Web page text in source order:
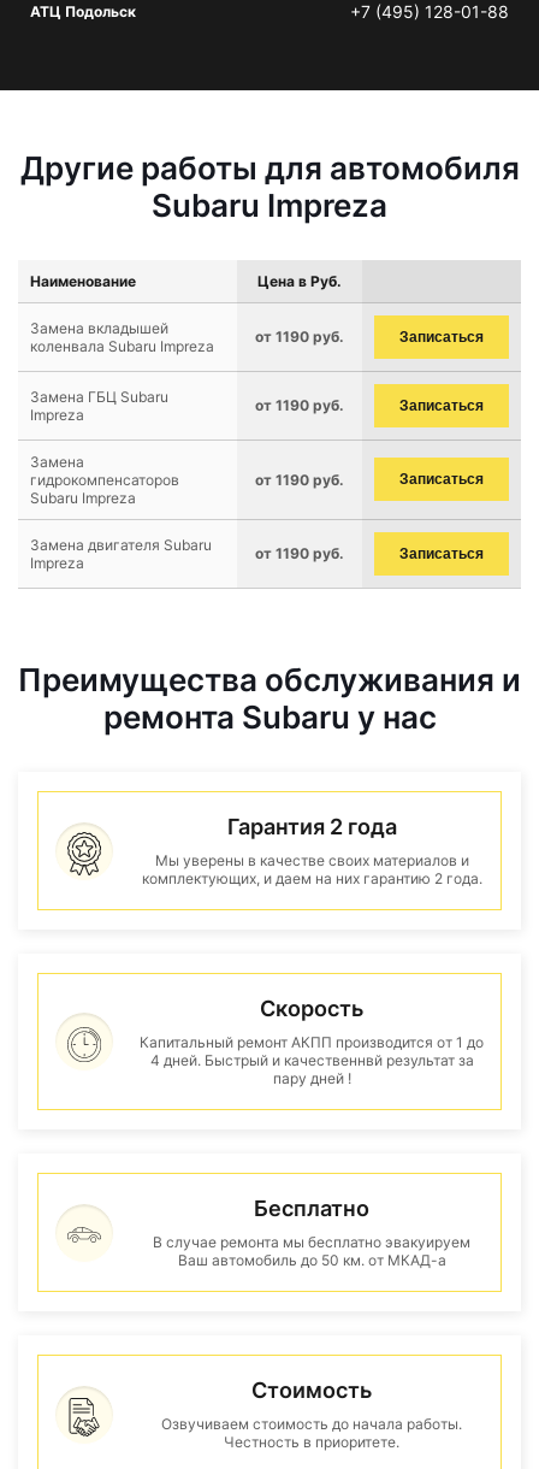
АТЦ Подольск +7 (495) 128-01-88
Другие работы для автомобиля
Subaru Impreza
Наименование Цена в Руб.
Замена вкладышей
коленвала Subaru Impreza
от 1190 руб. Записаться
Замена ГБЦ Subaru
Impreza
от 1190 руб. Записаться
Замена
гидрокомпенсаторов
Subaru Impreza
от 1190 руб. Записаться
Замена двигателя Subaru
Impreza
от 1190 руб. Записаться
Преимущества обслуживания и
ремонта Subaru у нас
Гарантия 2 года
Мы уверены в качестве своих материалов и
комплектующих, и даем на них гарантию 2 года.
Скорость
Капитальный ремонт АКПП производится от 1 до
4 дней. Быстрый и качественнвй результат за
пару дней !
Бесплатно
В случае ремонта мы бесплатно эвакуируем
Ваш автомобиль до 50 км. от МКАД-а
Стоимость
Озвучиваем стоимость до начала работы.
Честность в приоритете.